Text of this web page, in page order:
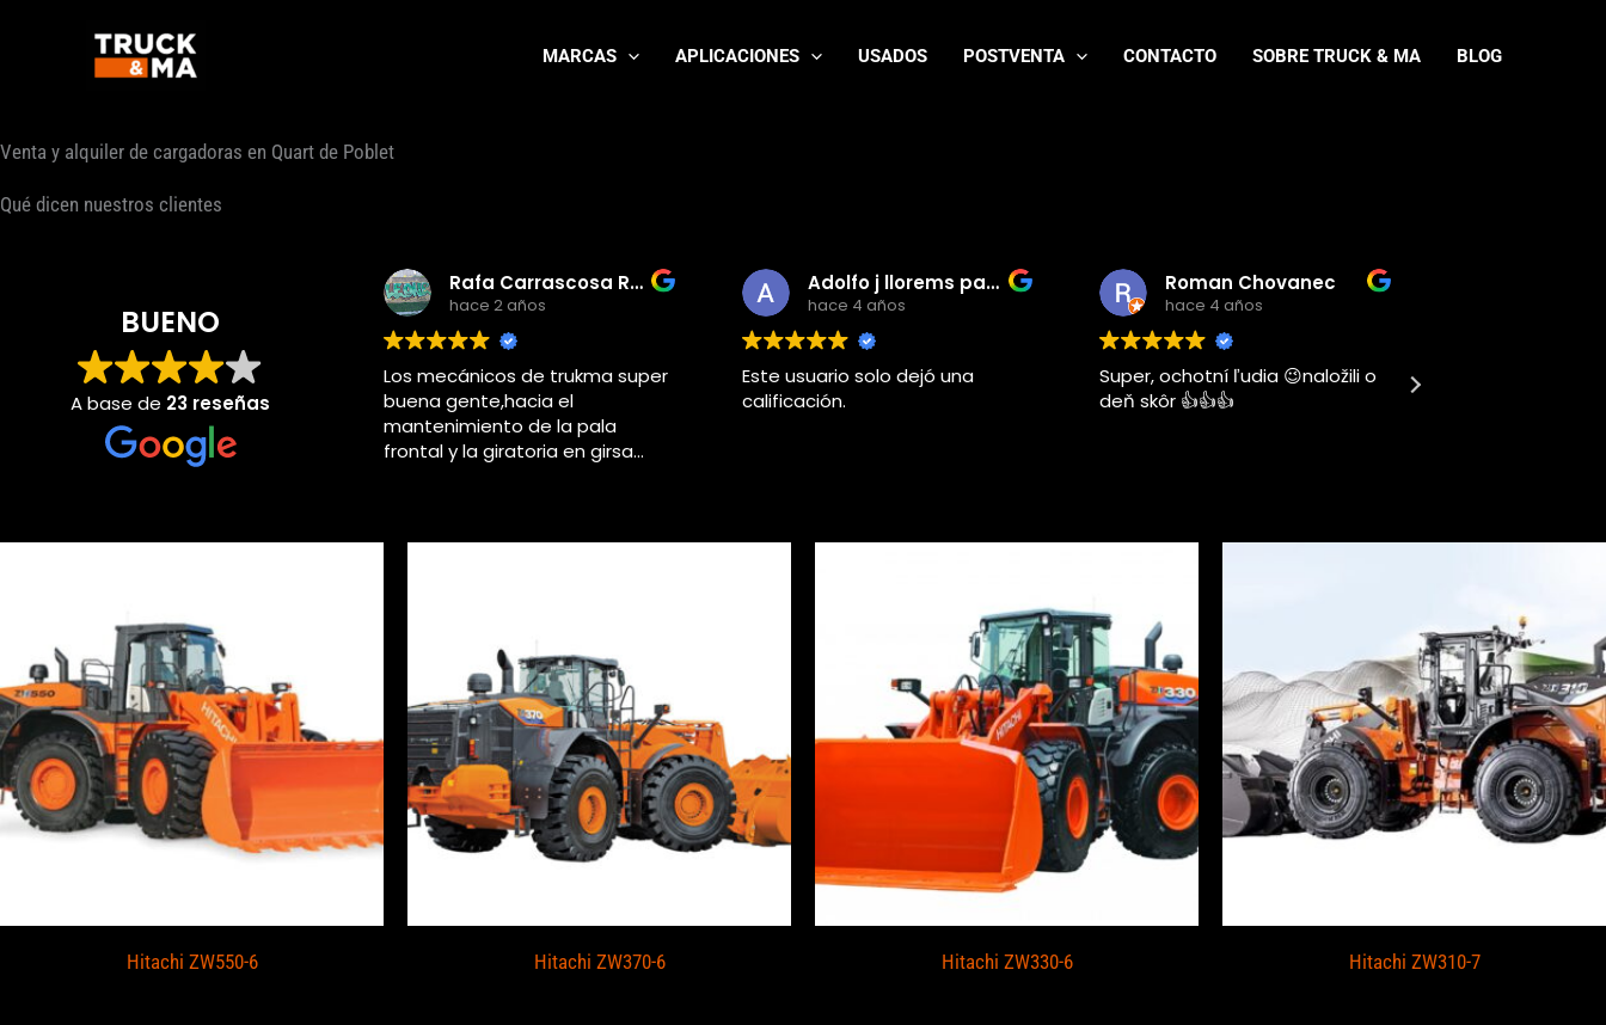
MARCAS APLICACIONES USADOS POSTVENTA CONTACTO SOBRE TRUCK & MA BLOG
Venta y alquiler de cargadoras en Quart de Poblet
Qué dicen nuestros clientes
BUENO
A base de 23 reseñas
Rafa Carrascosa Rodriguez
Los mecánicos de trukma super
buena gente,hacia el
mantenimiento de la pala
frontal y la giratoria en girsa
Adolfo j llorems pastor
Este usuario solo dejó una
calificación.
Roman Chovanec
Super, ochotní ľudia 😉naložili o
Este usuario solo dejó una
Hitachi ZW550-6 Hitachi ZW370-6 Hitachi ZW330-6 Hitachi ZW310-7